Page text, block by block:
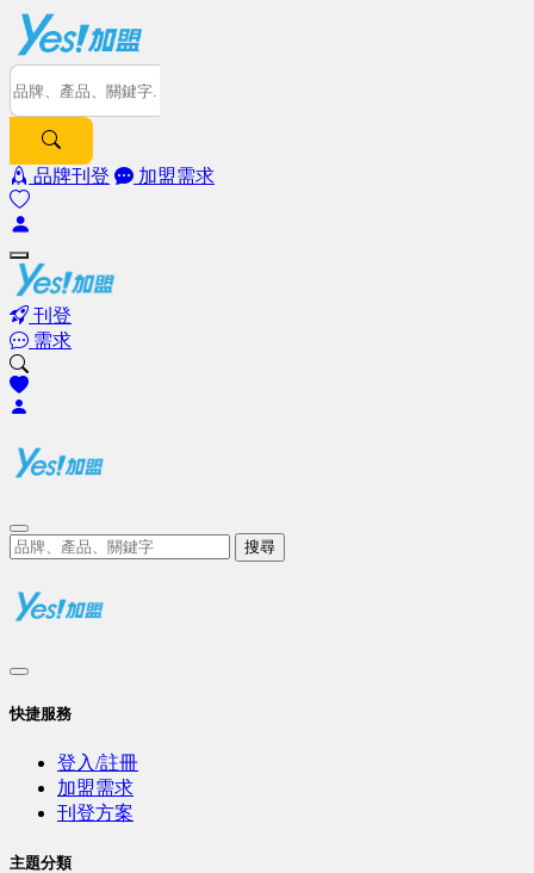
品牌刊登 加盟需求
刊登
需求
搜尋
快捷服務
登入/註冊
加盟需求
刊登方案
主題分類